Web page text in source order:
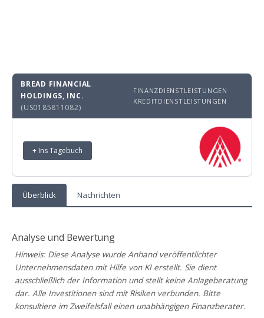
BREAD FINANCIAL
HOLDINGS, INC.
(US0185811082)
FINANZDIENSTLEISTUNGEN ·
KREDITDIENSTLEISTUNGEN
+ Ins Tagebuch
Überblick Nachrichten
Analyse und Bewertung
Hinweis: Diese Analyse wurde Anhand veröffentlichter
Unternehmensdaten mit Hilfe von KI erstellt. Sie dient
ausschließlich der Information und stellt keine Anlageberatung
dar. Alle Investitionen sind mit Risiken verbunden. Bitte
konsultiere im Zweifelsfall einen unabhängigen Finanzberater.